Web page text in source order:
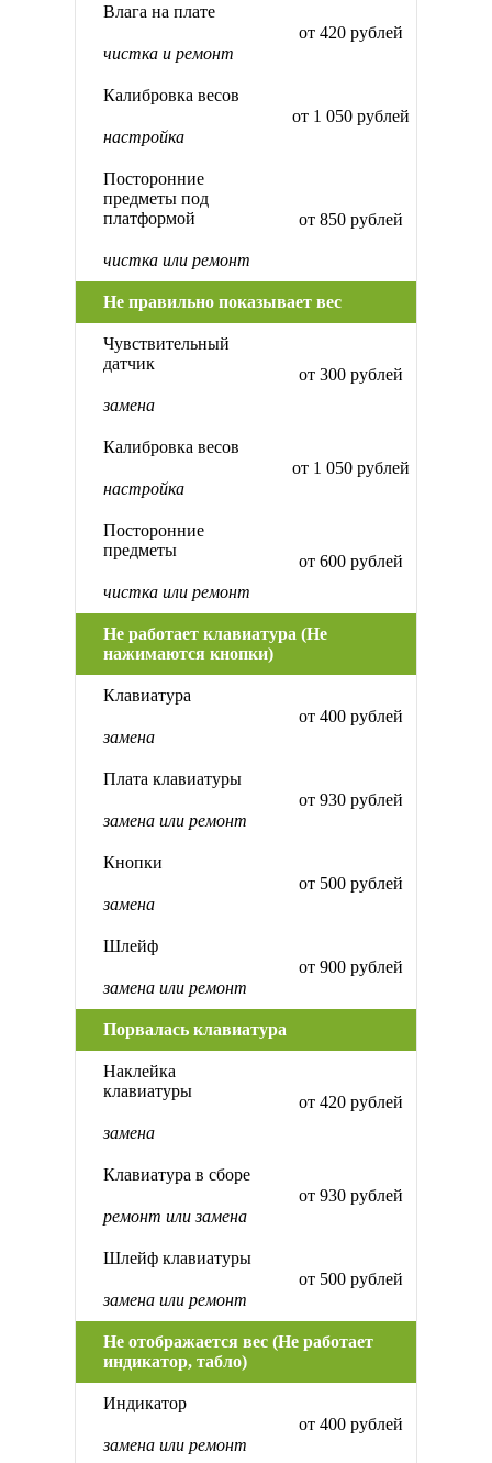
Влага на плате
чистка и ремонт
от 420 рублей
Калибровка весов
настройка
от 1 050 рублей
Посторонние
предметы под
платформой
чистка или ремонт
от 850 рублей
Не правильно показывает вес
Чувствительный
датчик
замена
от 300 рублей
Калибровка весов
настройка
от 1 050 рублей
Посторонние
предметы
чистка или ремонт
от 600 рублей
Не работает клавиатура (Не
нажимаются кнопки)
Клавиатура
замена
от 400 рублей
Плата клавиатуры
замена или ремонт
от 930 рублей
Кнопки
замена
от 500 рублей
Шлейф
замена или ремонт
от 900 рублей
Порвалась клавиатура
Наклейка
клавиатуры
замена
от 420 рублей
Клавиатура в сборе
ремонт или замена
от 930 рублей
Шлейф клавиатуры
замена или ремонт
от 500 рублей
Не отображается вес (Не работает
индикатор, табло)
Индикатор
замена или ремонт
от 400 рублей